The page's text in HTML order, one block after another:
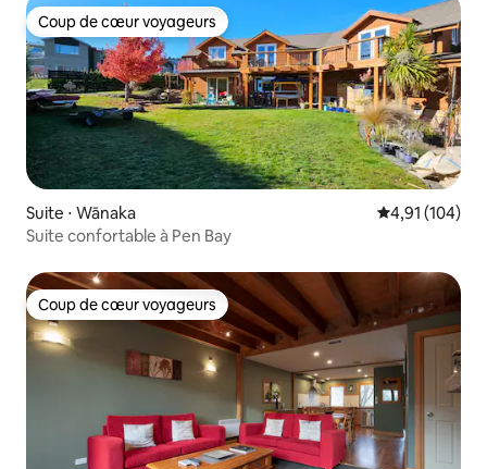
Coup de cœur voyageurs
Coup de cœur voyageurs
Suite ⋅ Wānaka Évaluation
4,91 (104)
Suite confortable à Pen Bay
Coup de cœur voyageurs
Coup de cœur voyageurs